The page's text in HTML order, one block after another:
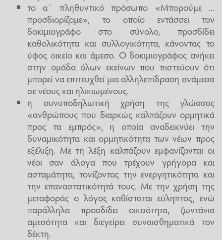
το α΄ πληθυντικό πρόσωπο «Μπορούμε ...
προσδιορίζομε», το οποίο εντάσσει τον
δοκιμιογράφο στο σύνολο, προσδίδει
καθολικότητα και συλλογικότητα, κάνοντας το
ύφος οικείο και άμεσο. Ο δοκιμιογράφος ανήκει
στην ομάδα όλων εκείνων που πιστεύουν ότι
μπορεί να επιτευχθεί μια αλληλεπίδραση ανάμεσα
σε νέους και ηλικιωμένους.
η συνυποδηλωτική χρήση της γλώσσας
«ανθρώπους που διαρκώς καλπάζουν ορμητικά
προς τα εμπρός», η οποία αναδεικνύει την
δυναμικότητα και ορμητικότητα των νέων προς
εξέλιξη. Με τη λέξη καλπάζουν εμφανίζονται οι
νέοι σαν άλογα που τρέχουν γρήγορα και
ασταμάτητα, τονίζοντας την ενεργητικότητα και
την επαναστατικότητά τους. Με την χρήση της
μεταφοράς ο λόγος καθίσταται εύληπτος, ενώ
παράλληλα προσδίδει οικειότητα, ζωντάνια
αμεσότητα και διεγείρει συναισθηματικά τον
δέκτη.